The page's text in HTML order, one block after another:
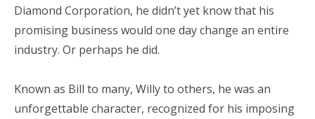
Diamond Corporation, he didn’t yet know that his
promising business would one day change an entire
industry. Or perhaps he did.
Known as Bill to many, Willy to others, he was an
unforgettable character, recognized for his imposing